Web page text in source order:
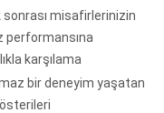
sonrası misafirlerinizin
performansına
karşılama
bir deneyim yaşatan